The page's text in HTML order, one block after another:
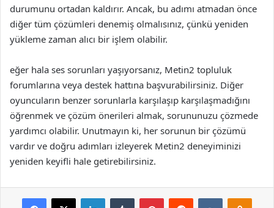
durumunu ortadan kaldırır. Ancak, bu adımı atmadan önce
diğer tüm çözümleri denemiş olmalısınız, çünkü yeniden
yükleme zaman alıcı bir işlem olabilir.
eğer hala ses sorunları yaşıyorsanız, Metin2 topluluk
forumlarına veya destek hattına başvurabilirsiniz. Diğer
oyuncuların benzer sorunlarla karşılaşıp karşılaşmadığını
öğrenmek ve çözüm önerileri almak, sorununuzu çözmede
yardımcı olabilir. Unutmayın ki, her sorunun bir çözümü
vardır ve doğru adımları izleyerek Metin2 deneyiminizi
yeniden keyifli hale getirebilirsiniz.
Facebook
X LinkedInTumblr PinterestReddit VKontakte